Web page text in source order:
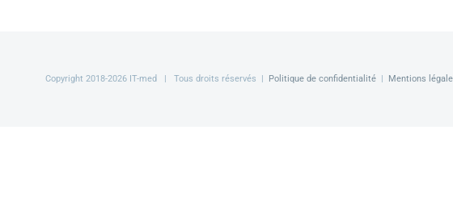
Copyright 2018-2026 IT-med | Tous droits réservés | Politique de confidentialité| Mentions